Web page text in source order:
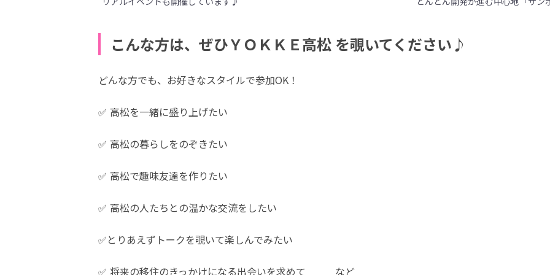
こんな方は、ぜひＹＯＫＫＥ高松 を覗いてください♪
どんな方でも、お好きなスタイルで参加OK！
✅ 高松を一緒に盛り上げたい
✅ 高松の暮らしをのぞきたい
✅ 高松で趣味友達を作りたい
✅ 高松の人たちとの温かな交流をしたい
✅とりあえずトークを覗いて楽しんでみたい
✅ 将来の移住のきっかけになる出会いを求めて　　　など